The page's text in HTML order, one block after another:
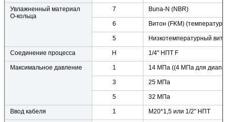
Увлажненный материал
О-кольца
7 Buna-N (NBR)
6 Витон (FKM)
5 Низкотемпературный
Соединение процесса H 1/4" НПТ F
Максимальное давление 1 14 МПа ((4 МПа для
3 25 МПа
5 32 МПа
Ввод кабеля 1 M20*1,5 или 1/2" НПТ